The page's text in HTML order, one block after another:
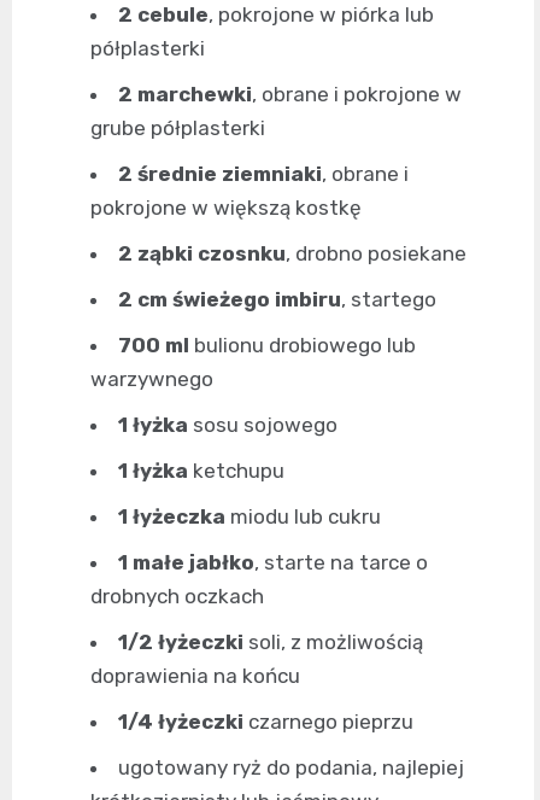
2 cebule, pokrojone w piórka lub
półplasterki
2 marchewki, obrane i pokrojone w
grube półplasterki
2 średnie ziemniaki, obrane i
pokrojone w większą kostkę
2 ząbki czosnku, drobno posiekane
2 cm świeżego imbiru, startego
700 ml bulionu drobiowego lub
warzywnego
1 łyżka sosu sojowego
1 łyżka ketchupu
1 łyżeczka miodu lub cukru
1 małe jabłko, starte na tarce o
drobnych oczkach
1/2 łyżeczki soli, z możliwością
doprawienia na końcu
1/4 łyżeczki czarnego pieprzu
ugotowany ryż do podania, najlepiej